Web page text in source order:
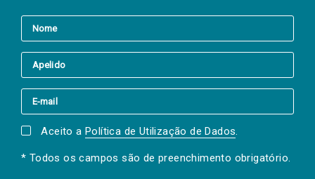
Aceito a Política de Utilização de Dados.
* Todos os campos são de preenchimento obrigatório.